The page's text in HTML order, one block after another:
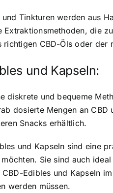
und Tinkturen werden aus
Extraktionsmethoden, die
richtigen CBD-Öls oder
und Kapseln:
diskrete und bequeme
dosierte Mengen an
Snacks erhältlich.
und Kapseln sind eine
Sie sind auch
Edibles und Kapseln
werden müssen.